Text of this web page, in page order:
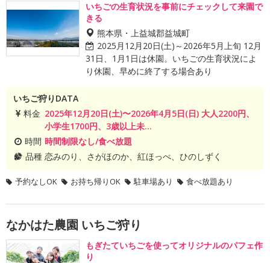
いちごの生育状況を事前にチェックして来園で
きる
熊本県・上益城郡益城町
2025月12月20日(土)～2026年5月上旬 12月
31日、1月1日は休園。いちごの生育状況によ
り休園、早めに終了する場合あり
いちご狩りDATA
料金 2025年12月20日(土)〜2026年4月5日(日) 大人2200円、
小学生1700円、3歳以上未...
時間 時間制限なし/食べ放題
品種 恋みのり、さがほのか、紅ほっぺ、ひのしずく
予約なしOK お持ち帰りOK 駐車場あり 食べ放題あり
なかはた農園 いちご狩り
もぎたていちごを使ってオリジナルのパフェ作
り